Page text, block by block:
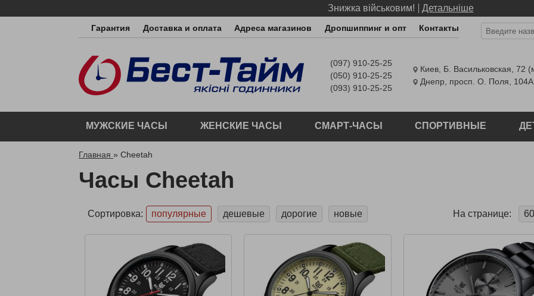
Знижка військовим! Детальніше
Гарантия Доставка и оплата Адреса магазинов Дропшиппинг и опт Контакты
(097) 910-25-25
(050) 910-25-25
(093) 910-25-25
Киев, Б. Васильковская, 72
Днепр
просп. О. Поля, 104А
МУЖСКИЕ ЧАСЫ ЖЕНСКИЕ ЧАСЫ СМАРТ-ЧАСЫ СПОРТИВНЫЕ
Главная » Cheetah
Часы Cheetah
Сортировка: популярные дешевые дорогие новые На странице: